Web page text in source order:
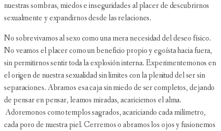
nuestras sombras, miedos e inseguridades al placer de descubrirnos
sexualmente y expandirnos desde las relaciones.
No sobrevivamos al sexo como una mera necesidad del deseo físico.
No veamos el placer como un beneficio propio y egoísta hacia fuera,
sin permitirnos sentir toda la explosión interna. Experimentemonos en
el origen de nuestra sexualidad sin limites con la plenitud del ser sin
separaciones. Abramos esa caja sin miedo de ser completos, dejando
de pensar en pensar, leamos miradas, acariciemos el alma.
Adoremonos como templos sagrados, acariciando cada milímetro,
cada poro de nuestra piel. Cerremos o abramos los ojos y fusionemos